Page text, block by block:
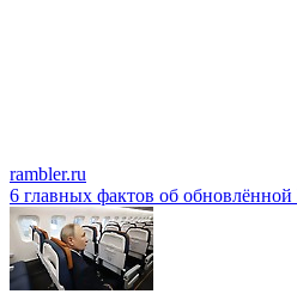
rambler.ru
6 главных фактов об